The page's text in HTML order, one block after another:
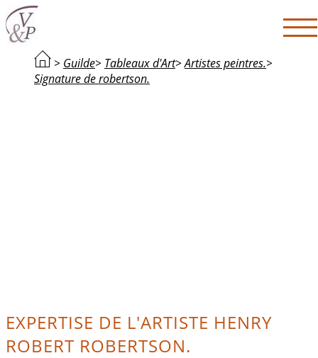
> Guilde> Tableaux d'Art>Artistes peintres.>
Signature de robertson.
EXPERTISE DE L'ARTISTE HENRY
ROBERT ROBERTSON.